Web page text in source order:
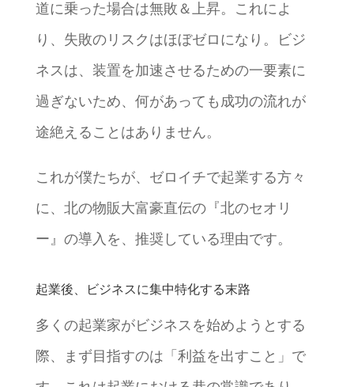
道に乗った場合は無敗＆上昇。これによ
り、失敗のリスクはほぼゼロになり。ビジ
ネスは、装置を加速させるための一要素に
過ぎないため、何があっても成功の流れが
途絶えることはありません。
これが僕たちが、ゼロイチで起業する方々
に、北の物販大富豪直伝の『北のセオリ
ー』の導入を、推奨している理由です。
起業後、ビジネスに集中特化する末路
多くの起業家がビジネスを始めようとする
際、まず目指すのは「利益を出すこと」で